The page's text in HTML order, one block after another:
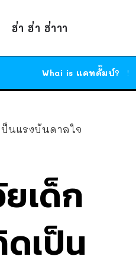
ฮ่า ฮ่า ฮ่าาา
Whai is แคทดั๊มบ์?
นแรงบันดาลใจ
เด็ก
เป็น